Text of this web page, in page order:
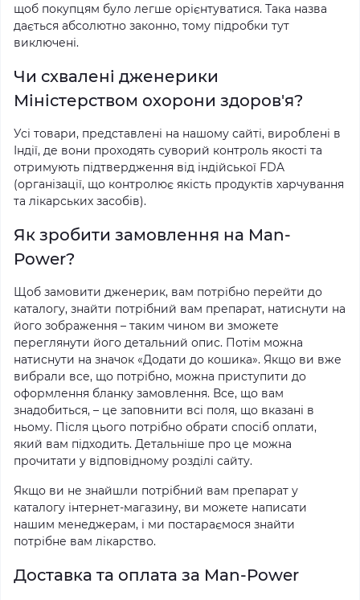
щоб покупцям було легше орієнтуватися. Така назва
дається абсолютно законно, тому підробки тут
виключені.
Чи схвалені дженерики
Міністерством охорони здоров'я?
Усі товари, представлені на нашому сайті, вироблені в
Індії, де вони проходять суворий контроль якості та
отримують підтвердження від індійської FDA
(організації, що контролює якість продуктів харчування
та лікарських засобів).
Як зробити замовлення на Man-
Power?
Щоб замовити дженерик, вам потрібно перейти до
каталогу, знайти потрібний вам препарат, натиснути на
його зображення – таким чином ви зможете
переглянути його детальний опис. Потім можна
натиснути на значок «Додати до кошика». Якщо ви вже
вибрали все, що потрібно, можна приступити до
оформлення бланку замовлення. Все, що вам
знадобиться, – це заповнити всі поля, що вказані в
ньому. Після цього потрібно обрати спосіб оплати,
який вам підходить. Детальніше про це можна
прочитати у відповідному розділі сайту.
Якщо ви не знайшли потрібний вам препарат у
каталогу інтернет-магазину, ви можете написати
нашим менеджерам, і ми постараємося знайти
потрібне вам лікарство.
Доставка та оплата за Man-Power